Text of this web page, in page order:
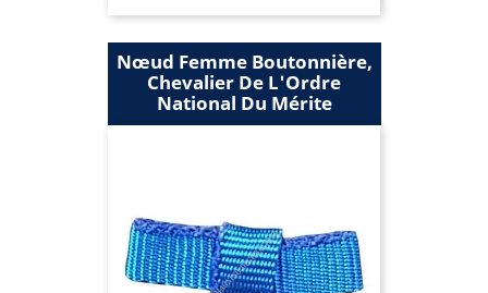
Nœud Femme Boutonnière,
Chevalier De L'Ordre
National Du Mérite